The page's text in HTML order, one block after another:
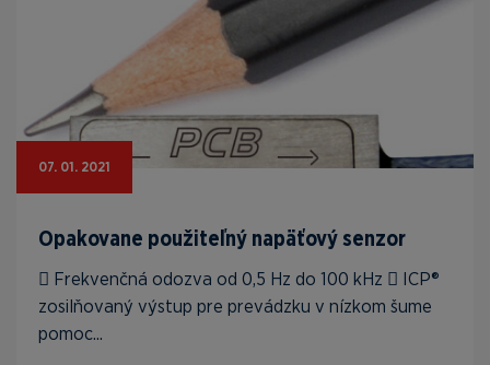
07. 01. 2021
Opakovane použiteľný napäťový senzor
 Frekvenčná odozva od 0,5 Hz do 100 kHz  ICP®
zosilňovaný výstup pre prevádzku v nízkom šume
pomoc...